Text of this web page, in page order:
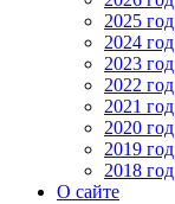
2025 год
2024 год
2023 год
2022 год
2021 год
2020 год
2019 год
2018 год
О сайте